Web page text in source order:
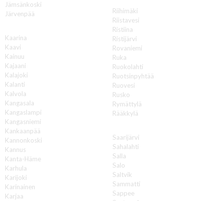
Jämsänkoski
Järvenpää
Kaarina
Kaavi
Kainuu
Kajaani
Kalajoki
Kalanti
Kalvola
Kangasala
Kangaslampi
Kangasniemi
Kankaanpää
Kannonkoski
Kannus
Kanta-Häme
Karhula
Karijoki
Karinainen
Karjaa
Riihimäki
Riistavesi
Ristiina
Ristijärvi
Rovaniemi
Ruka
Ruokolahti
Ruotsinpyhtää
Ruovesi
Rusko
Rymättylä
Rääkkylä
Saarijärvi
Sahalahti
Salla
Salo
Saltvik
Sammatti
Sappee